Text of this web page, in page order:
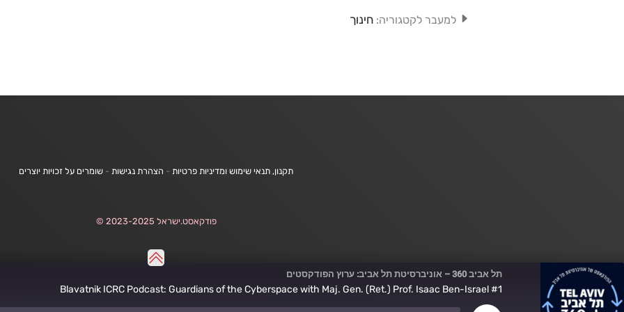
תל אביב 360 – אוניברסיטת תל אביב: ערוץ הפודקסטים
#1 Blavatnik ICRC Podcast: Guardians of the Cyberspace with Maj. Gen. (Ret.) Prof. Isaac Ben-Israel
למעבר לקטגוריה: חינוך
תקנון, תנאי שימוש ומדיניות פרטיות - הצהרת נגישות - שומרים על זכויות יוצרים
פודקאסט.ישראל 2023-2025 ©